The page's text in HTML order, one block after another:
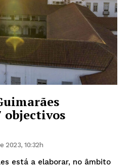
objectivos
2023, 10:32h
está a elaborar, no âmbito